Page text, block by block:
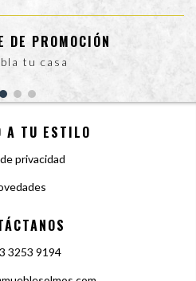
DE PROMOCIÓN
tu casa
A TU ESTILO
privacidad
3253 9194